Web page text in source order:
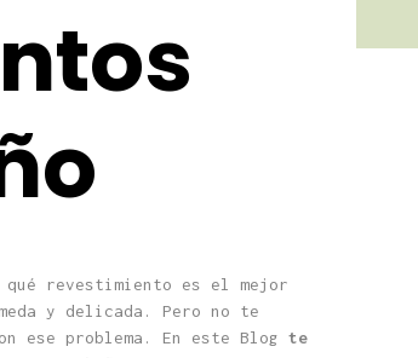
qué revestimiento es el mejor
y delicada. Pero no te
ese problema. En este Blog te